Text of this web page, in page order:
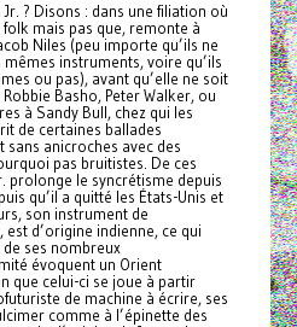
? Disons : dans une filiation où
mais pas que, remonte à
Niles (peu importe qu’ils ne
instruments, voire qu’ils
ou pas), avant qu’elle ne soit
Basho, Peter Walker, ou
à Sandy Bull, chez qui les
de certaines ballades
sans anicroches avec des
pas bruitistes. De ces
prolonge le syncrétisme depuis
qu’il a quitté les États-Unis et
son instrument de
d’origine indienne, ce qui
ses nombreux
évoquent un Orient
que celui-ci se joue à partir
de machine à écrire, ses
comme à l’épinette des